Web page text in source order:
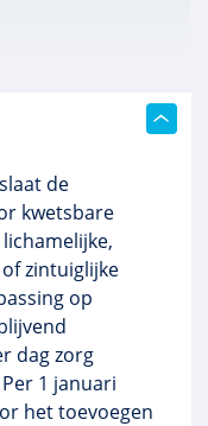
de
kwetsbare
zintuiglijke
op
dag zorg
1 januari
het toevoegen